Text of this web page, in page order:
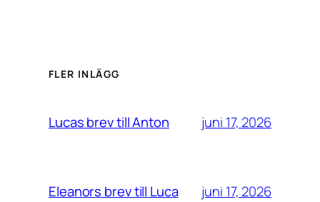
FLER INLÄGG
Lucas brev till Anton juni 17, 2026
Eleanors brev till Luca juni 17, 2026